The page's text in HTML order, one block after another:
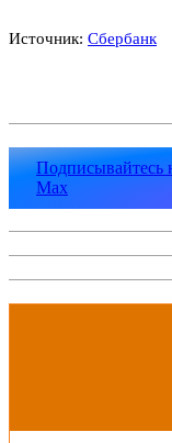
Источник: Сбербанк
Подписывайтесь
Max